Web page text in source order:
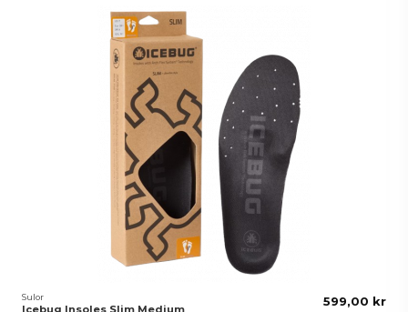
Sulor
Icebug Insoles Slim Medium
599,00 kr